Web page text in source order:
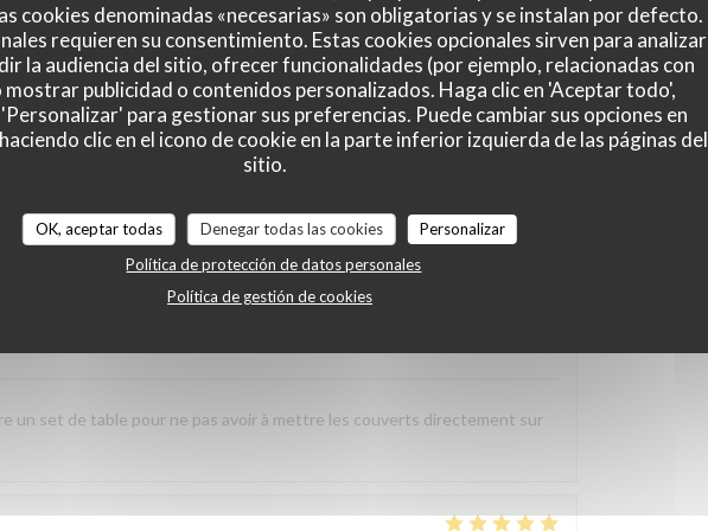
cookies denominadas «necesarias» son obligatorias y se instalan por defecto.
requieren su consentimiento. Estas cookies opcionales sirven para analizar
la audiencia del sitio, ofrecer funcionalidades (por ejemplo, relacionadas con
mostrar publicidad o contenidos personalizados. Haga clic en 'Aceptar todo',
para gestionar sus preferencias. Puede cambiar sus opciones en
clic en el icono de cookie en la parte inferior izquierda de las páginas del
sitio.
OK, aceptar todas Denegar todas las cookies
Personalizar
Política de protección de datos personales
Política de gestión de cookies
Servicio: 5/5 Ambiente:5/5 Menú:5/5 Calidad / Precio :5/5
et design. un accueil chaleureux avec des échanges sur les mets très
plats et des vins a été parfaite. Je recommande vivement cette
un set de table pour ne pas avoir à mettre les couverts directement sur